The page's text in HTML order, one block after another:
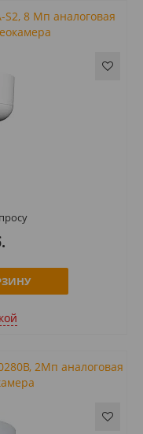
S2, 8 Mп аналоговая
2Mп аналоговая